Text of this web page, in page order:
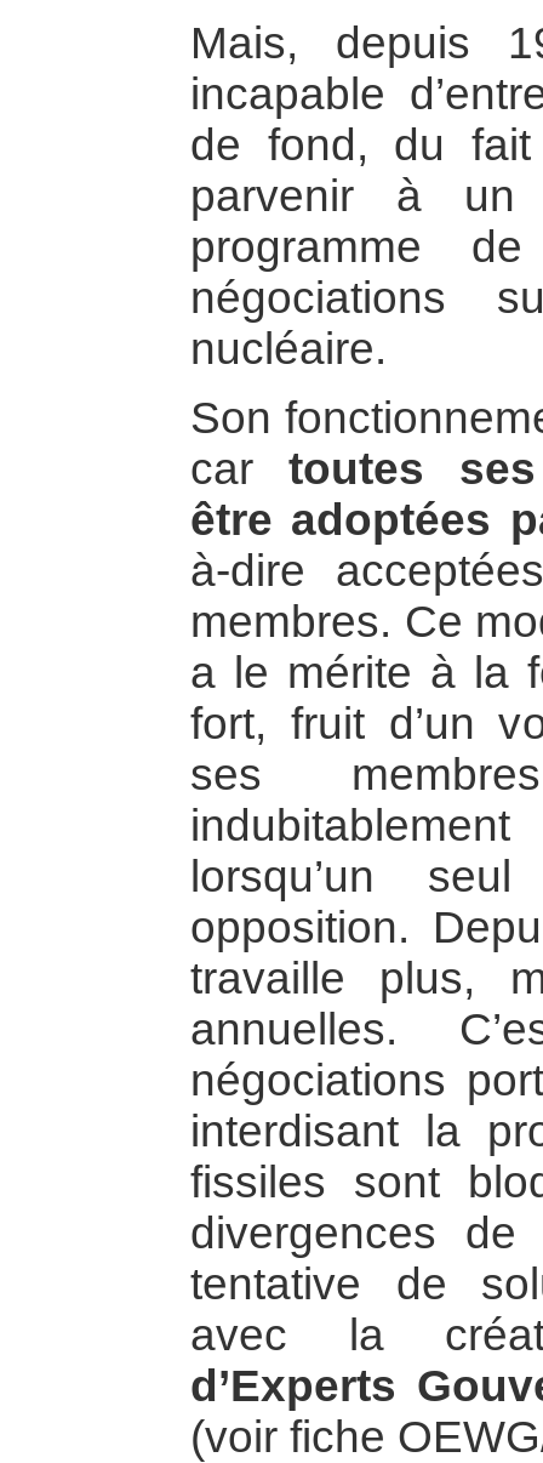
Mais, depuis
incapable
de fond, du fait
parvenir à un
programme
négociations
nucléaire.
Son
car toutes
être adoptées
à-dire
membres. Ce
a le mérite à la
fort, fruit d’un
ses
lorsqu’un
opposition.
travaille plus,
annuelles.
négociations
interdisant la
fissiles sont
divergences
tentative de
avec la
d’Experts
(voir fiche